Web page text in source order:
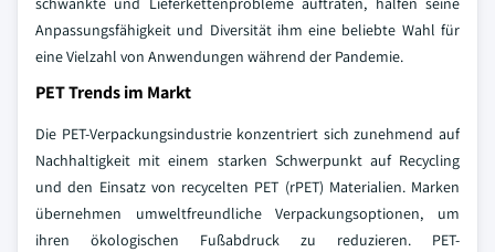
Anpassungsfähigkeit und Diversität ihm eine beliebte Wahl für
eine Vielzahl von Anwendungen während der Pandemie.
PET Trends im Markt
Die PET-Verpackungsindustrie konzentriert sich zunehmend auf
Nachhaltigkeit mit einem starken Schwerpunkt auf Recycling
und den Einsatz von recycelten PET (rPET) Materialien. Marken
übernehmen umweltfreundliche Verpackungsoptionen, um
ihren ökologischen Fußabdruck zu reduzieren. PET-